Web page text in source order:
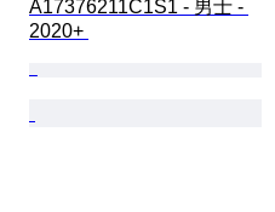
A17376211C1S1 - 男士 -
2020+